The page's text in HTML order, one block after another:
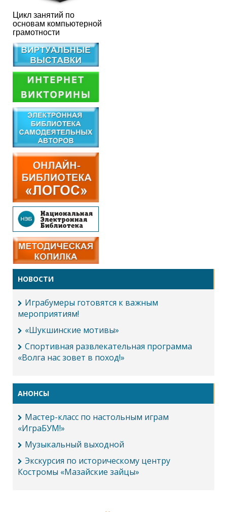
Цикл занятий по
основам компьютерной
грамотности
НОВОСТИ
Играбумеры готовятся к важным
мероприятиям!
«Шукшинские мотивы»
Спортивная развлекательная программа
«Волга нас зовет в поход!»
АНОНСЫ
Мастер-класс по настольным играм
«ИграБУМ!»
Музыкальный выходной
Экскурсия по историческому центру
Костромы «Мазайские зайцы»